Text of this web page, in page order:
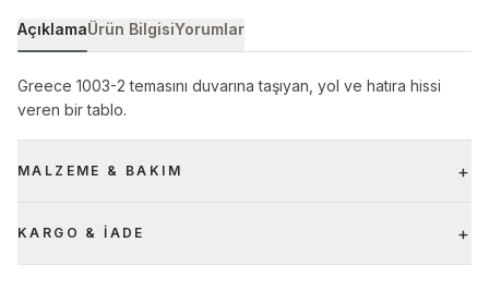
AçıklamaÜrün BilgisiYorumlar
Greece 1003-2 temasını duvarına taşıyan, yol ve hatıra hissi
veren bir tablo.
MALZEME & BAKIM +
KARGO & İADE +